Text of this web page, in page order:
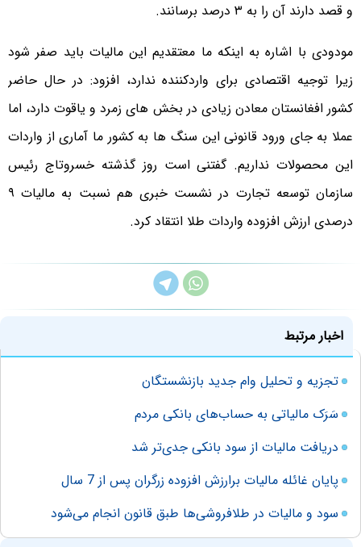
و قصد دارند آن را به ۳ درصد برسانند.
مودودی با اشاره به اینکه ما معتقدیم این مالیات باید صفر شود
زیرا توجیه اقتصادی برای واردکننده ندارد، افزود: در حال حاضر
کشور افغانستان معادن زیادی در بخش های زمرد و یاقوت دارد، اما
عملا به جای ورود قانونی این سنگ ها به کشور ما آماری از واردات
این محصولات نداریم. گفتنی است روز گذشته خسروتاج رئیس
سازمان توسعه تجارت در نشست خبری هم نسبت به مالیات ۹
درصدی ارزش افزوده واردات طلا انتقاد کرد.
اخبار مرتبط
تجزیه و تحلیل وام جدید بازنشستگان
سَرَک مالیاتی به حساب‌های بانکی مردم
دریافت مالیات از سود بانکی جدی‌تر شد
پایان غائله مالیات برارزش افزوده زرگران پس از 7 سال
سود و مالیات در طلافروشی‌‌ها طبق قانون انجام می‌شود